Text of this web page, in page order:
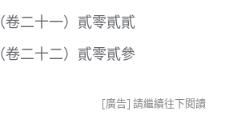
二十一）貳零貳貳
二十二）貳零貳參
[廣告] 請繼續往下閱讀